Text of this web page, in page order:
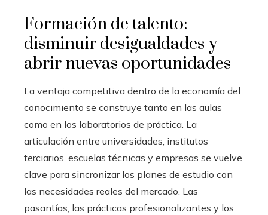
Formación de talento:
disminuir desigualdades y
abrir nuevas oportunidades
La ventaja competitiva dentro de la economía del
conocimiento se construye tanto en las aulas
como en los laboratorios de práctica. La
articulación entre universidades, institutos
terciarios, escuelas técnicas y empresas se vuelve
clave para sincronizar los planes de estudio con
las necesidades reales del mercado. Las
pasantías, las prácticas profesionalizantes y los